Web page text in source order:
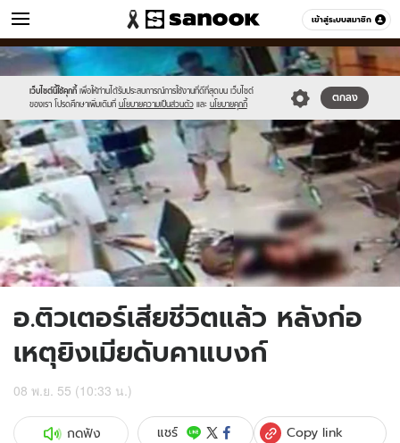
เข้าสู่ระบบสมาชิก
ข่าว หมวดอื่นๆ
เว็บไซต์นี้ใช้คุกกี้ เพื่อให้ท่านได้รับประสบการณ์การใช้งานที่ดีที่สุดบน เว็บไซต์
ของเรา โปรดศึกษาเพิ่มเติมที่ นโยบายความเป็นส่วนตัว และ นโยบายคุกกี้
ตกลง
Sanook
//s.isanook.com/sr/0/images/logo-
new-
sanook.png
600
60
//s.isanook.com/ns/0/ud/230/1152396/1.jpg
อ.ติวเตอร์เสียชีวิตแล้ว หลังก่อ
เหตุยิงเมียดับคาแบงก์
08 พ.ย. 55 (10:33 น.)
กดฟัง แชร์ Copy link